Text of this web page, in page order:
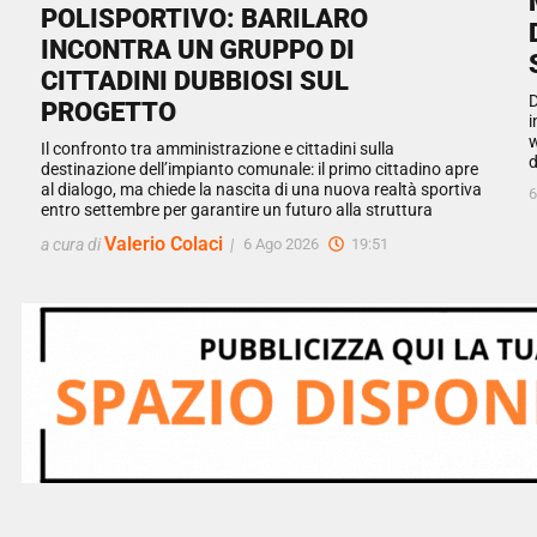
POLISPORTIVO: BARILARO
INCONTRA UN GRUPPO DI
CITTADINI DUBBIOSI SUL
PROGETTO
Il confronto tra amministrazione e cittadini sulla
destinazione dell’impianto comunale: il primo cittadino apre
al dialogo, ma chiede la nascita di una nuova realtà sportiva
entro settembre per garantire un futuro alla struttura
a cura diValerio Colaci | 6 Ago 2026 19:51